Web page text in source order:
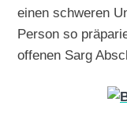
einen schweren
Person so
offenen Sarg